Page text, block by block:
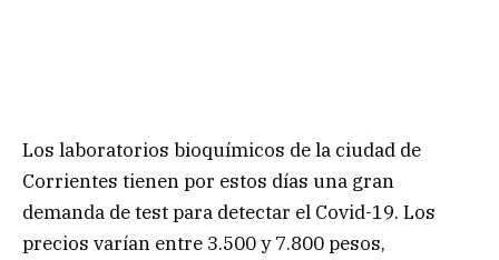
Los laboratorios bioquímicos de la ciudad de
Corrientes tienen por estos días una gran
demanda de test para detectar el Covid-19. Los
precios varían entre 3.500 y 7.800 pesos,